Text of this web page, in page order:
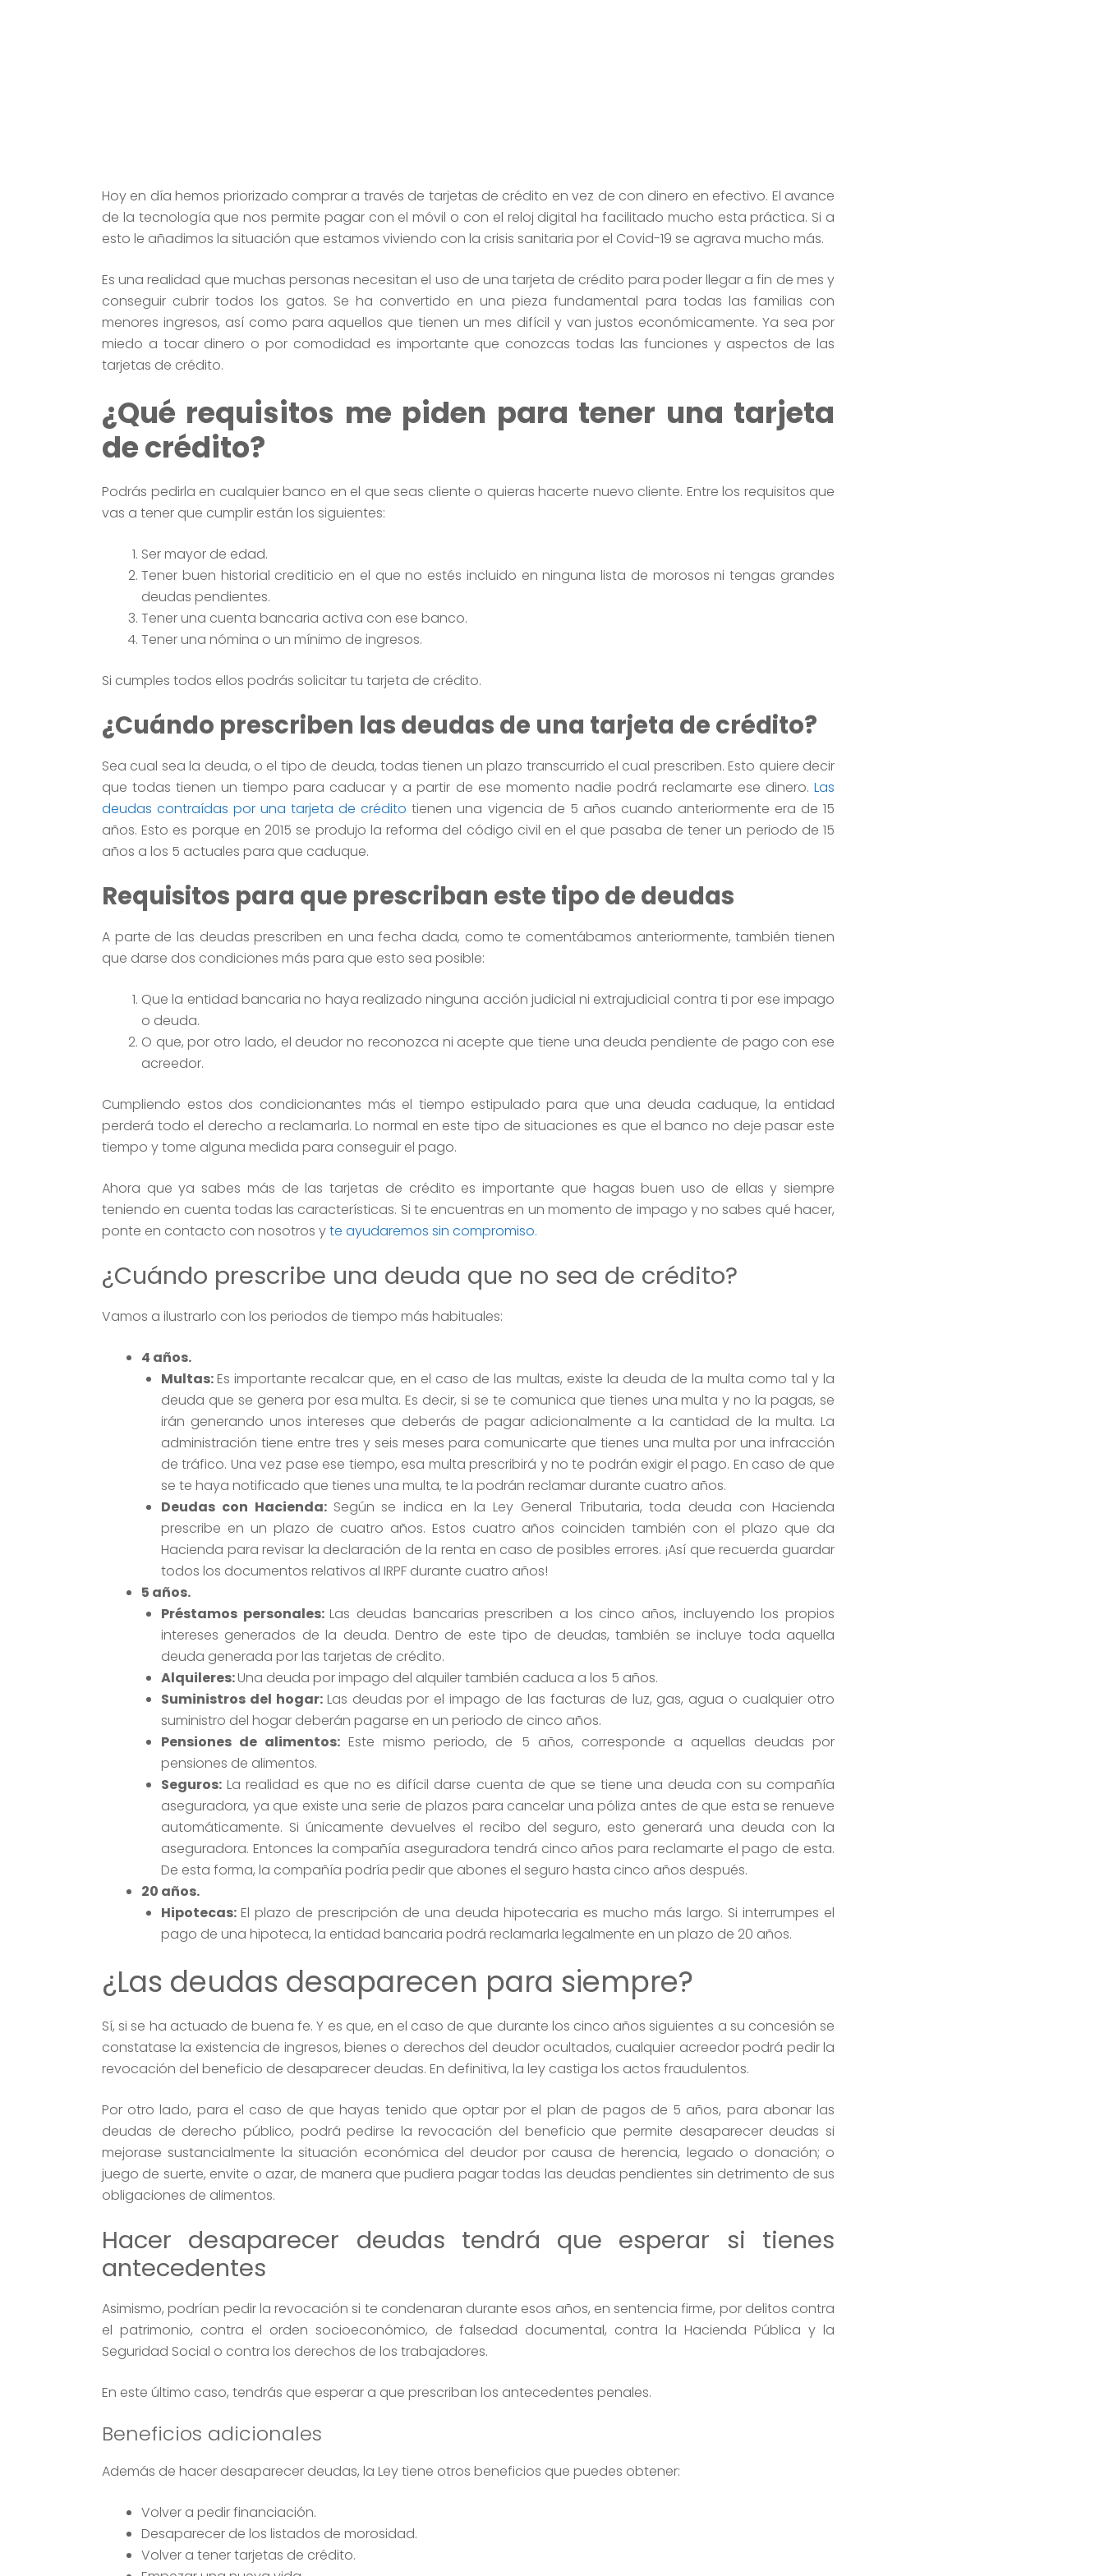
Hoy en día hemos priorizado comprar a través de tarjetas de crédito en vez de con dinero en efectivo. El avance
de la tecnología que nos permite pagar con el móvil o con el reloj digital ha facilitado mucho esta práctica. Si a
esto le añadimos la situación que estamos viviendo con la crisis sanitaria por el Covid-19 se agrava mucho más.
Es una realidad que muchas personas necesitan el uso de una tarjeta de crédito para poder llegar a fin de mes y
conseguir cubrir todos los gatos. Se ha convertido en una pieza fundamental para todas las familias con
menores ingresos, así como para aquellos que tienen un mes difícil y van justos económicamente. Ya sea por
miedo a tocar dinero o por comodidad es importante que conozcas todas las funciones y aspectos de las
tarjetas de crédito.
¿Qué requisitos me piden para tener una tarjeta
de crédito?
Podrás pedirla en cualquier banco en el que seas cliente o quieras hacerte nuevo cliente. Entre los requisitos que
vas a tener que cumplir están los siguientes:
Ser mayor de edad.
Tener buen historial crediticio en el que no estés incluido en ninguna lista de morosos ni tengas grandes
deudas pendientes.
Tener una cuenta bancaria activa con ese banco.
Tener una nómina o un mínimo de ingresos.
Si cumples todos ellos podrás solicitar tu tarjeta de crédito.
¿Cuándo prescriben las deudas de una tarjeta de crédito?
Sea cual sea la deuda, o el tipo de deuda, todas tienen un plazo transcurrido el cual prescriben. Esto quiere decir
que todas tienen un tiempo para caducar y a partir de ese momento nadie podrá reclamarte ese dinero. Las
deudas contraídas por una tarjeta de crédito tienen una vigencia de 5 años cuando anteriormente era de 15
años. Esto es porque en 2015 se produjo la reforma del código civil en el que pasaba de tener un periodo de 15
años a los 5 actuales para que caduque.
Requisitos para que prescriban este tipo de deudas
A parte de las deudas prescriben en una fecha dada, como te comentábamos anteriormente, también tienen
que darse dos condiciones más para que esto sea posible:
Que la entidad bancaria no haya realizado ninguna acción judicial ni extrajudicial contra ti por ese impago
o deuda.
O que, por otro lado, el deudor no reconozca ni acepte que tiene una deuda pendiente de pago con ese
acreedor.
Cumpliendo estos dos condicionantes más el tiempo estipulado para que una deuda caduque, la entidad
perderá todo el derecho a reclamarla. Lo normal en este tipo de situaciones es que el banco no deje pasar este
tiempo y tome alguna medida para conseguir el pago.
Ahora que ya sabes más de las tarjetas de crédito es importante que hagas buen uso de ellas y siempre
teniendo en cuenta todas las características. Si te encuentras en un momento de impago y no sabes qué hacer,
ponte en contacto con nosotros yte ayudaremos sin compromiso.
¿Cuándo prescribe una deuda que no sea de crédito?
Vamos a ilustrarlo con los periodos de tiempo más habituales:
4 años.
Multas:Es importante recalcar que, en el caso de las multas, existe la deuda de la multa como tal y la
deuda que se genera por esa multa. Es decir, si se te comunica que tienes una multa y no la pagas, se
irán generando unos intereses que deberás de pagar adicionalmente a la cantidad de la multa. La
administración tiene entre tres y seis meses para comunicarte que tienes una multa por una infracción
de tráfico. Una vez pase ese tiempo, esa multa prescribirá y no te podrán exigir el pago. En caso de que
se te haya notificado que tienes una multa, te la podrán reclamar durante cuatro años.
Deudas con Hacienda: Según se indica en la Ley General Tributaria, toda deuda con Hacienda
prescribe en un plazo de cuatro años. Estos cuatro años coinciden también con el plazo que da
Hacienda para revisar la declaración de la renta en caso de posibles errores. ¡Así que recuerda guardar
todos los documentos relativos al IRPF durante cuatro años!
5 años.
Préstamos personales:Las deudas bancarias prescriben a los cinco años, incluyendo los propios
intereses generados de la deuda. Dentro de este tipo de deudas, también se incluye toda aquella
deuda generada por las tarjetas de crédito.
Alquileres:Una deuda por impago del alquiler también caduca a los 5 años.
Suministros del hogar: Las deudas por el impago de las facturas de luz, gas, agua o cualquier otro
suministro del hogar deberán pagarse en un periodo de cinco años.
Pensiones de alimentos: Este mismo periodo, de 5 años, corresponde a aquellas deudas por
pensiones de alimentos.
Seguros: La realidad es que no es difícil darse cuenta de que se tiene una deuda con su compañía
aseguradora, ya que existe una serie de plazos para cancelar una póliza antes de que esta se renueve
automáticamente. Si únicamente devuelves el recibo del seguro, esto generará una deuda con la
aseguradora. Entonces la compañía aseguradora tendrá cinco años para reclamarte el pago de esta.
De esta forma, la compañía podría pedir que abones el seguro hasta cinco años después.
20 años.
Hipotecas: El plazo de prescripción de una deuda hipotecaria es mucho más largo. Si interrumpes el
pago de una hipoteca, la entidad bancaria podrá reclamarla legalmente en un plazo de 20 años.
¿Las deudas desaparecen para siempre?
Sí, si se ha actuado de buena fe. Y es que, en el caso de que durante los cinco años siguientes a su concesión se
constatase la existencia de ingresos, bienes o derechos del deudor ocultados, cualquier acreedor podrá pedir la
revocación del beneficio de desaparecer deudas. En definitiva, la ley castiga los actos fraudulentos.
Por otro lado, para el caso de que hayas tenido que optar por el plan de pagos de 5 años, para abonar las
deudas de derecho público, podrá pedirse la revocación del beneficio que permite desaparecer deudas si
mejorase sustancialmente la situación económica del deudor por causa de herencia, legado o donación; o
juego de suerte, envite o azar, de manera que pudiera pagar todas las deudas pendientes sin detrimento de sus
obligaciones de alimentos.
Hacer desaparecer deudas tendrá que esperar si tienes
antecedentes
Asimismo, podrían pedir la revocación si te condenaran durante esos años, en sentencia firme, por delitos contra
el patrimonio, contra el orden socioeconómico, de falsedad documental, contra la Hacienda Pública y la
Seguridad Social o contra los derechos de los trabajadores.
En este último caso, tendrás que esperar a que prescriban los antecedentes penales.
Beneficios adicionales
Además de hacer desaparecer deudas, la Ley tiene otros beneficios que puedes obtener:
Volver a pedir financiación.
Desaparecer de los listados de morosidad.
Volver a tener tarjetas de crédito.